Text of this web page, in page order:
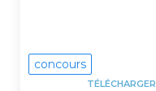
concours
TÉLÉCHARGER